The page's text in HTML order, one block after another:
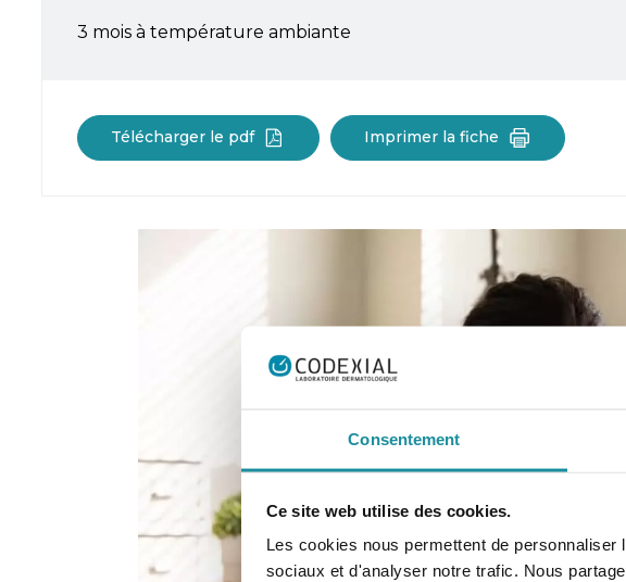
Consentement
Ce site web utilise des cookies.
Les cookies nous permettent de
sociaux et d'analyser notre trafic. Nous
3 mois à température ambiante
Télécharger le pdf Imprimer la fiche